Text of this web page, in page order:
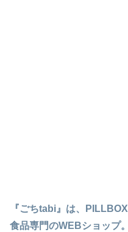
『ごちtabi』は、
食品専門のWEBショップ。